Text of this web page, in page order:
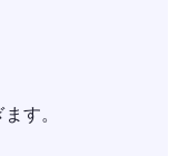
す。